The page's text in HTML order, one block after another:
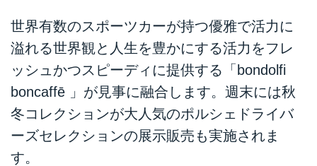
世界有数のスポーツカーが持つ優雅で活力に
溢れる世界観と人生を豊かにする活力をフレ
ッシュかつスピーディに提供する「bondolfi
boncaffē 」が見事に融合します。週末には秋
冬コレクションが大人気のポルシェドライバ
ーズセレクションの展示販売も実施されま
す。